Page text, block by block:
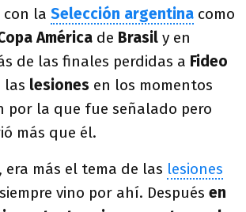
la Selección argentina como
América de Brasil y en
de las finales perdidas a Fideo
las lesiones en los momentos
por la que fue señalado pero
más que él.
era más el tema de las lesiones
vino por ahí. Después en